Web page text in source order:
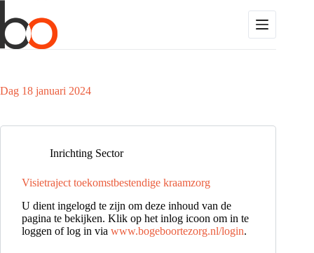
naar
de
inhoud
Dag 18 januari 2024
Inrichting Sector
Visietraject toekomstbestendige kraamzorg
U dient ingelogd te zijn om deze inhoud van de
pagina te bekijken. Klik op het inlog icoon om in te
loggen of log in via www.bogeboortezorg.nl/login.